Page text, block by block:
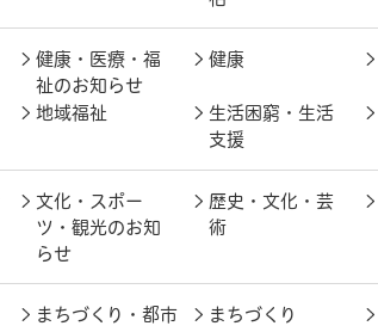
健康・医療・福
祉のお知らせ
健康
地域福祉
生活困窮・生活
支援
文化・スポー
ツ・観光のお知
らせ
歴史・文化・芸
術
まちづくり・都市
まちづくり